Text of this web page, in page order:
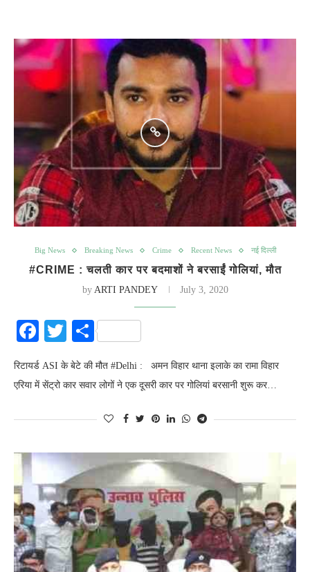
Big News Breaking News Crime Recent News नई दिल्ली
#CRIME : चलती कार पर बदमाशों ने बरसाईं गोलियां, मौत
by ARTI PANDEY July 3, 2020
Facebook
Twitter
Share
रिटायर्ड ASI के बेटे की मौत #Delhi : अमन विहार थाना इलाके का रामा विहार
एरिया में सेंट्रो कार सवार लोगों ने एक दूसरी कार पर गोलियां बरसानी शुरू कर…